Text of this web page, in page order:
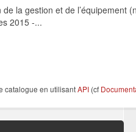
la gestion et de
2015 -...
catalogue en utilisantAPI (cf